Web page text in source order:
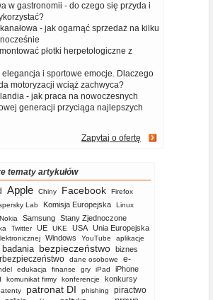
w gastronomii - do czego się przyda i
- jak ogarnąć sprzedaż na kilku
płotki herpetologiczne z
elegancja i sportowe emocje. Dlaczego
motoryzacji wciąż zachwyca?
- jak praca na nowoczesnych
generacji przyciąga najlepszych
Zapytaj o ofertę
tematy artykułów
Apple Chiny Facebook Firefox
Lab Komisja Europejska Linux
Nokia Samsung Stany Zjednoczone
Twitter UE UKE USA Unia Europejska
Windows YouTube aplikacje
badania bezpieczeństwo biznes
dane osobowe
e-
edukacja finanse gry iPad iPhone
komunikat firmy konferencje konkursy
patronat DI phishing piractwo